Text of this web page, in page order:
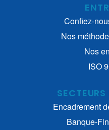
Confiez-
Nos
Nos
ISO
Encadrement
Banque-